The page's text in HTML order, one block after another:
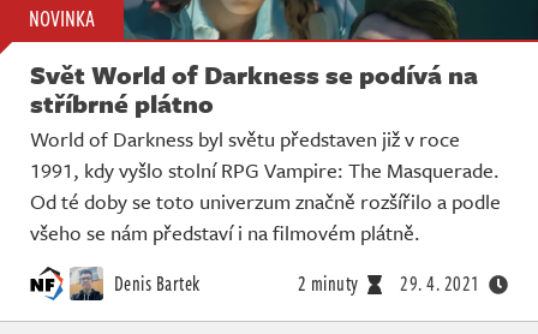
NOVINKA
Svět World of Darkness se podívá na
stříbrné plátno
World of Darkness byl světu představen již v roce
1991, kdy vyšlo stolní RPG Vampire: The Masquerade.
Od té doby se toto univerzum značně rozšířilo a podle
všeho se nám představí i na filmovém plátně.
Denis Bartek 2 minuty 29. 4. 2021